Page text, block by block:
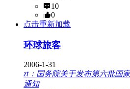
10
0
点击重新加载
环球旅客
2006-1-31
zt：国务院关于发布第六批国
通知